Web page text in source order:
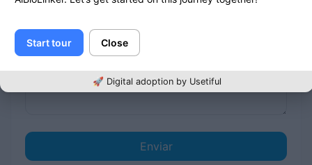
Enviar
Start tour Close
🚀 Digital adoption by Usetiful